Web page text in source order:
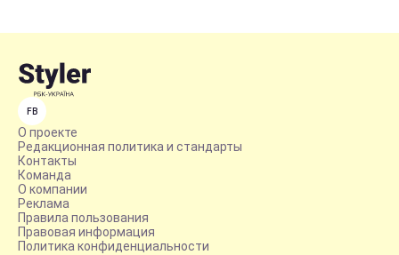
FB
О проекте
Редакционная политика и стандарты
Контакты
Команда
О компании
Реклама
Правила пользования
Правовая информация
Политика конфиденциальности